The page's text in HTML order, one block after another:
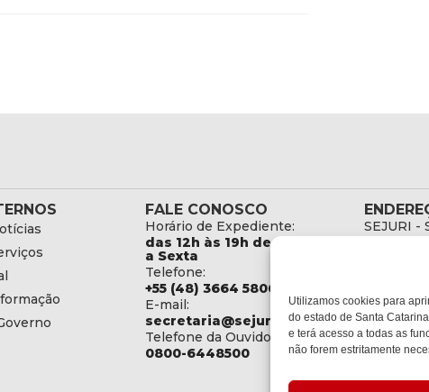
Utilizamos cookies para
do estado de Santa
e terá acesso a todas as
não forem estritamente
FALE CONOSCO
Horário de Expediente:
das 12h às 19h de Segunda
a Sexta
Telefone:
+55 (48) 3664 5806
E-mail:
secretaria@sejuri.sc.gov.br
Telefone da Ouvidoria:
0800-6448500
SEJURI -
Rua
Loja 06
Bairro:
Estreito
SC
88075-